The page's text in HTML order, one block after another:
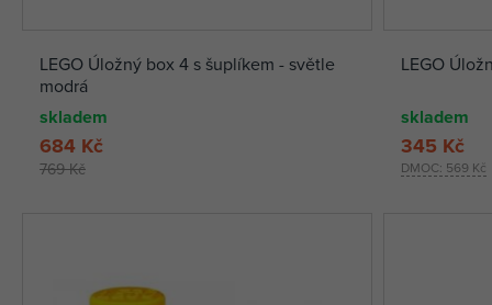
LEGO Úložný box 4 s šuplíkem - světle
modrá
skladem
769 Kč
684 Kč
LEGO
skladem
DMOC: 569 Kč
345 Kč